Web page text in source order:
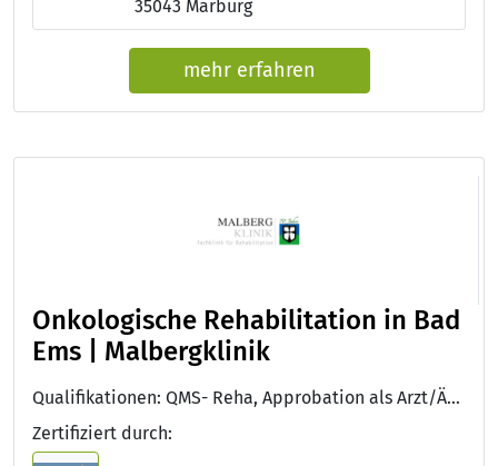
35043 Marburg
mehr erfahren
Onkologische Rehabilitation in Bad
Ems | Malbergklinik
Qualifikationen: QMS- Reha, Approbation als Arzt/Ärztin, Facharzt/Fachärztin für Innere Medizin und Hämatologie und Onkologie
Zertifiziert durch: